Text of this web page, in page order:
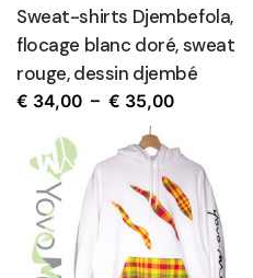
Sweat-shirts Djembefola,
flocage blanc doré, sweat
rouge, dessin djembé
€ 34,00 – € 35,00Plage
prix :
€ 34,00
à
€ 35,00